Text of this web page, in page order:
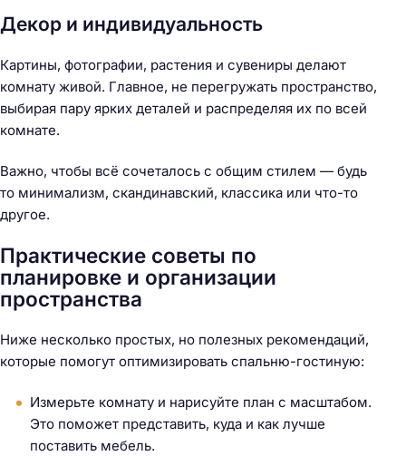
Декор и индивидуальность
Картины, фотографии, растения и сувениры делают
комнату живой. Главное, не перегружать пространство,
выбирая пару ярких деталей и распределяя их по всей
комнате.
Важно, чтобы всё сочеталось с общим стилем — будь
то минимализм, скандинавский, классика или что-то
другое.
Практические советы по
планировке и организации
пространства
Ниже несколько простых, но полезных рекомендаций,
которые помогут оптимизировать спальню-гостиную:
Измерьте комнату и нарисуйте план с масштабом.
Это поможет представить, куда и как лучше
поставить мебель.
а